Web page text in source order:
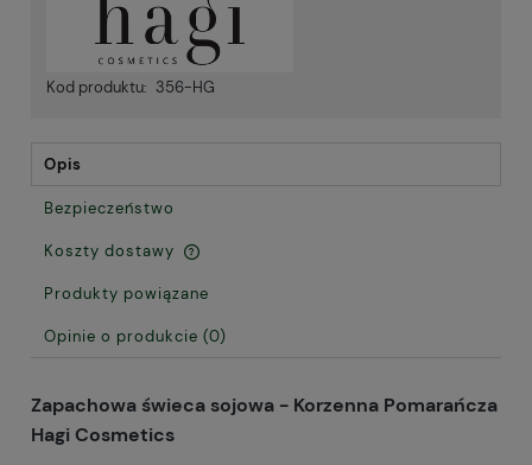
Kod produktu: 356-HG
Opis
Bezpieczeństwo
Koszty dostawy
Cena nie zawiera ewentualnych kosztów płatności
Produkty powiązane
Opinie o produkcie (0)
Zapachowa świeca sojowa - Korzenna Pomarańcza
Hagi Cosmetics